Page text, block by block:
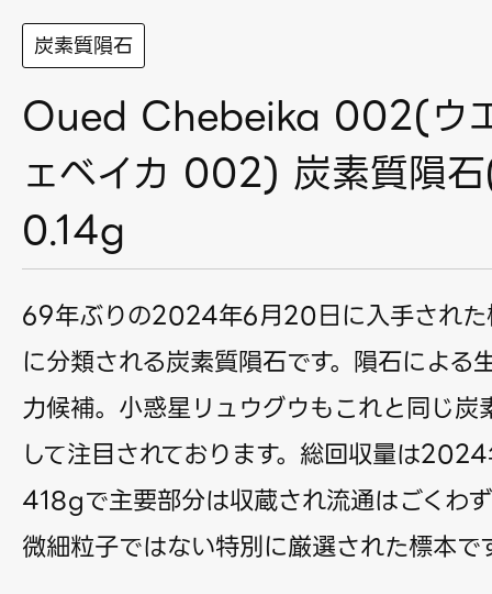
炭素質隕石
Oued Chebeika 002(ウ
ェベイカ 002) 炭素質隕
0.14g
69年ぶりの2024年6月20日に入手された
に分類される炭素質隕石です。隕石による
力候補。小惑星リュウグウもこれと同じ炭
して注目されております。総回収量は
418gで主要部分は収蔵され流通はごくわ
微細粒子ではない特別に厳選された標本で